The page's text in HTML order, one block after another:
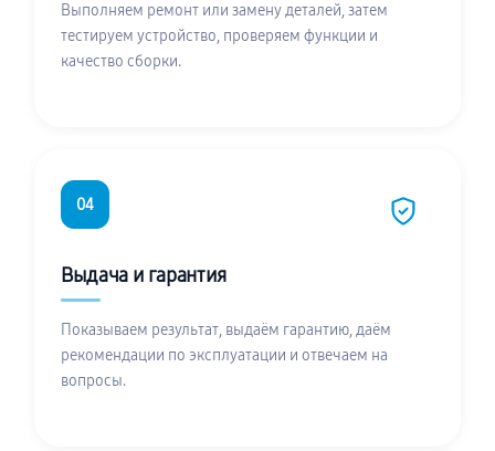
Выполняем ремонт или замену деталей, затем
тестируем устройство, проверяем функции и
качество сборки.
04
Выдача и гарантия
Показываем результат, выдаём гарантию, даём
рекомендации по эксплуатации и отвечаем на
вопросы.